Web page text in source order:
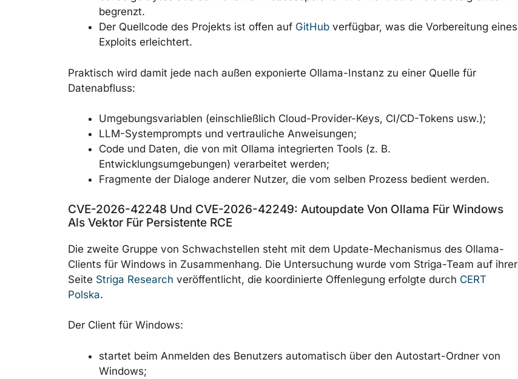
begrenzt.
Der Quellcode des Projekts ist offen auf GitHub verfügbar, was die Vorbereitung eines
Exploits erleichtert.
Praktisch wird damit jede nach außen exponierte Ollama-Instanz zu einer Quelle für
Datenabfluss:
Umgebungsvariablen (einschließlich Cloud-Provider-Keys, CI/CD-Tokens usw.);
LLM-Systemprompts und vertrauliche Anweisungen;
Code und Daten, die von mit Ollama integrierten Tools (z. B.
Entwicklungsumgebungen) verarbeitet werden;
Fragmente der Dialoge anderer Nutzer, die vom selben Prozess bedient werden.
CVE-2026-42248 Und CVE-2026-42249: Autoupdate Von Ollama Für Windows
Als Vektor Für Persistente RCE
Die zweite Gruppe von Schwachstellen steht mit dem Update-Mechanismus des Ollama-
Clients für Windows in Zusammenhang. Die Untersuchung wurde vom Striga-Team auf ihrer
Seite Striga Research veröffentlicht, die koordinierte Offenlegung erfolgte durch CERT
Polska.
Der Client für Windows:
startet beim Anmelden des Benutzers automatisch über den Autostart-Ordner von
Windows;